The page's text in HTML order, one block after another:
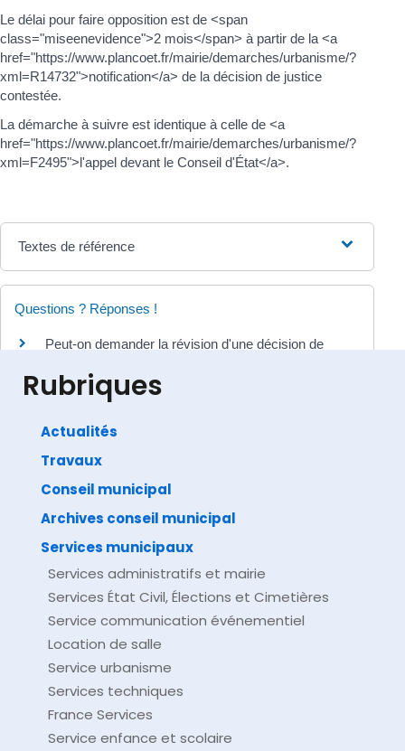
Le délai pour faire opposition est de <span
class="miseenevidence">2 mois</span> à partir de la <a
href="https://www.plancoet.fr/mairie/demarches/urbanisme/?
xml=R14732">notification</a> de la décision de justice
contestée.
La démarche à suivre est identique à celle de <a
href="https://www.plancoet.fr/mairie/demarches/urbanisme/?
xml=F2495">l'appel devant le Conseil d'État</a>.
Textes de référence
Questions ? Réponses !
Peut-on demander la révision d'une décision de
Direction de l'information légale et administrative
Rubriques
Actualités
Travaux
Conseil municipal
Archives conseil municipal
Services municipaux
Services administratifs et mairie
Services État Civil, Élections et Cimetières
Service communication événementiel
Location de salle
Service urbanisme
Services techniques
France Services
Service enfance et scolaire